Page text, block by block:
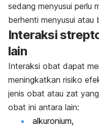
sedang menyusui perlu
berhenti menyusui atau
Interaksi
lain
Interaksi obat dapat
meningkatkan risiko
jenis obat atau zat
obat ini antara lain:
alkuronium,